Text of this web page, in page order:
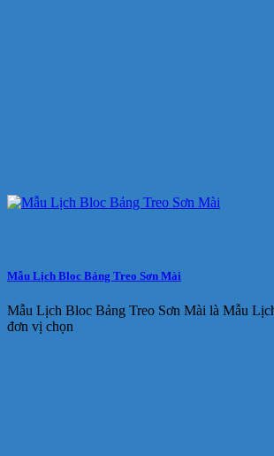
Mẫu Lịch Bloc Bảng Treo Sơn Mài
Mẫu Lịch Bloc Bảng Treo Sơn Mài là Mẫu
đơn vị chọn